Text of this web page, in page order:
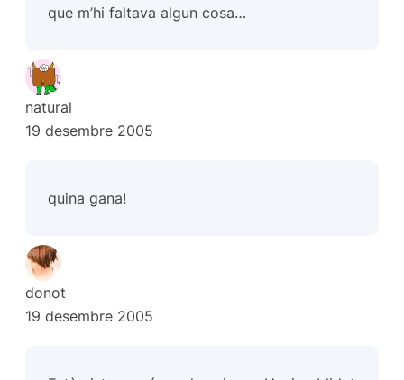
que m’hi faltava algun cosa…
natural
19 desembre 2005
quina gana!
donot
19 desembre 2005